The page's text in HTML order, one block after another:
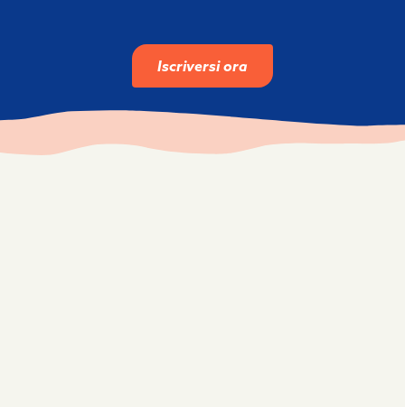
Iscriversi ora